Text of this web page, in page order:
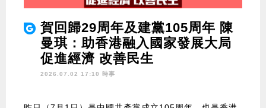
賀回歸29周年及建黨105周年 陳
曼琪：助香港融入國家發展大局
促進經濟 改善民生
2026.07.02 17:10 時事